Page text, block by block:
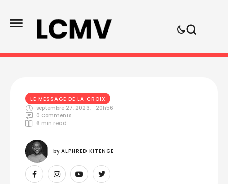
LE MESSAGE DE LA CROIX
septembre 27, 2023,
20h56
0 Comments
6 min read
by ALPHRED KITENGE